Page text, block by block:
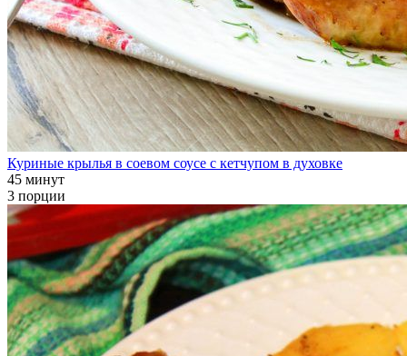
Куриные крылья в соевом соусе с кетчупом в духовке
45 минут
3 порции